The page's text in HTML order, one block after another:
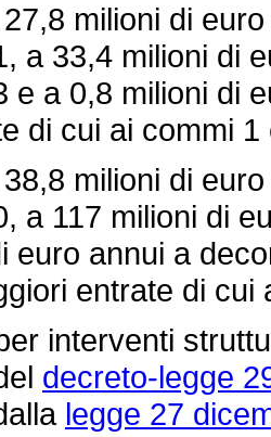
milioni di euro
a 33,4 milioni di
e a 0,8 milioni di
di cui ai commi 1
milioni di euro
a 117 milioni di
euro annui a
entrate di cui
interventi
decreto-legge
legge 27